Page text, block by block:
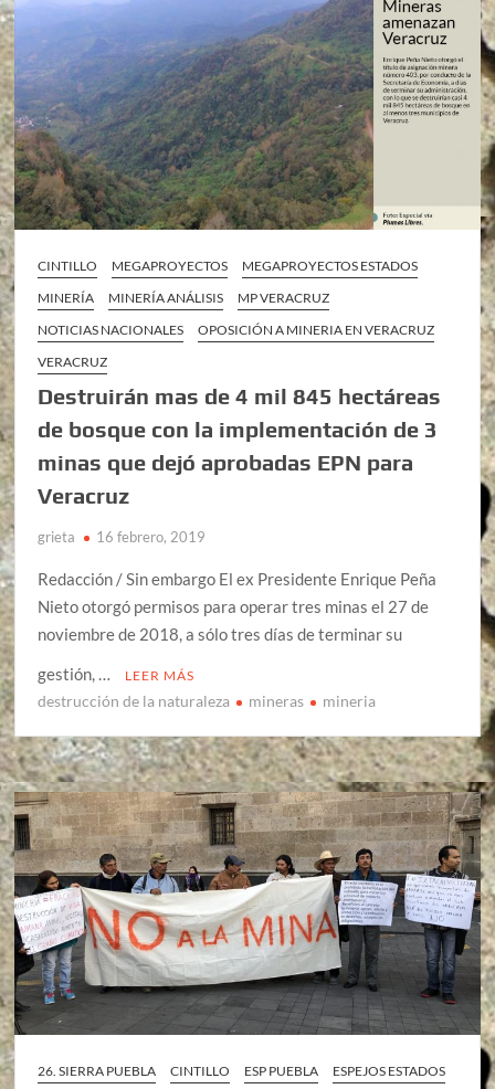
CINTILLO MEGAPROYECTOS
MEGAPROYECTOS ESTADOS
MINERÍA
MINERÍA ANÁLISIS
MP VERACRUZ
NOTICIAS NACIONALES
OPOSICIÓN A MINERIA EN VERACRUZ
VERACRUZ
Destruirán mas de 4 mil 845 hectáreas
de bosque con la implementación de 3
minas que dejó aprobadas EPN para
Veracruz
grieta 16 febrero, 2019
Redacción / Sin embargo El ex Presidente Enrique Peña
Nieto otorgó permisos para operar tres minas el 27 de
noviembre de 2018, a sólo tres días de terminar su
gestión, …
LEER MÁS
destrucción de la naturaleza mineras mineria
26. SIERRA PUEBLA CINTILLO ESP PUEBLA
ESPEJOS ESTADOS